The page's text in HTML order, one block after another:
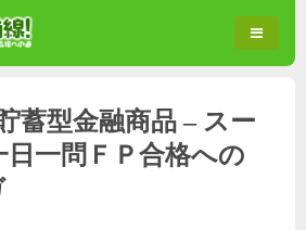
蓄型金融商品 – スー
日一問ＦＰ合格への